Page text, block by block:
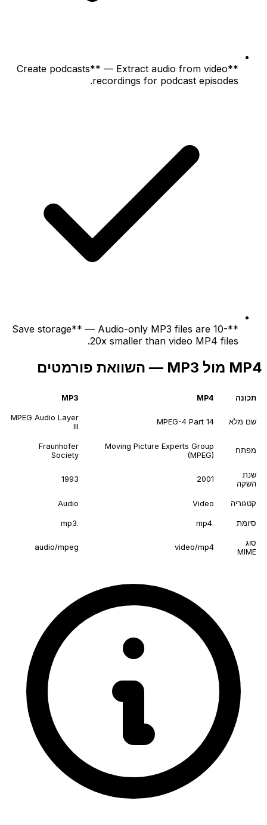
**Create podcasts** — Extract audio from video
recordings for podcast episodes.
**Save storage** — Audio-only MP3 files are 10-
20x smaller than video MP4 files.
MP4 מול MP3 — השוואת פורמטים
תכונה MP4
MP3
שם מלא MPEG-4 Part 14
MPEG Audio Layer
III
מפתח
Moving Picture Experts Group
(MPEG)
Fraunhofer
Society
שנת
השקה
2001
1993
קטגוריה Video
Audio
סיומת .mp4
.mp3
סוג
MIME
video/mp4
audio/mpeg